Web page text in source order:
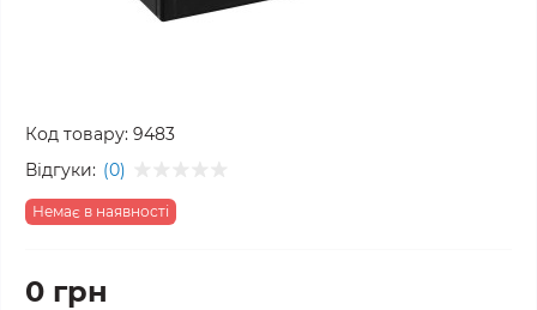
Код товару: 9483
Відгуки: (0)
Немає в наявності
0 грн